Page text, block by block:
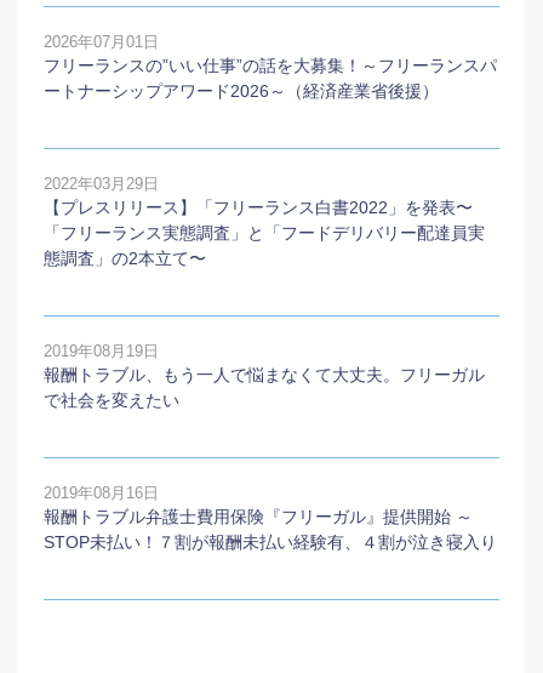
2026年07月01日
フリーランスの”いい仕事”の話を大募集！～フリーランスパ
ートナーシップアワード2026～（経済産業省後援）
2022年03月29日
【プレスリリース】「フリーランス白書2022」を発表〜
「フリーランス実態調査」と「フードデリバリー配達員実
態調査」の2本⽴て〜
2019年08月19日
報酬トラブル、もう一人で悩まなくて大丈夫。フリーガル
で社会を変えたい
2019年08月16日
報酬トラブル弁護士費用保険『フリーガル』提供開始 ～
STOP未払い！７割が報酬未払い経験有、４割が泣き寝入り